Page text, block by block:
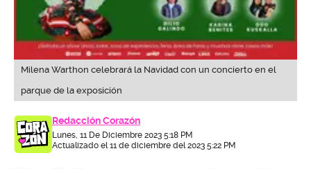
Milena Warthon celebrará la Navidad con un concierto en el
parque de la exposición
Redacción Corazón
Lunes, 11 De Diciembre 2023 5:18 PM
Actualizado el 11 de diciembre del 2023 5:22 PM